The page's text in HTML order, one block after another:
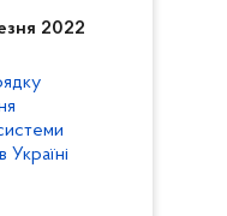
2022
Україні